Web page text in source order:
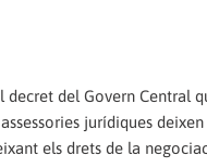
del Govern Central
jurídiques
els drets de la